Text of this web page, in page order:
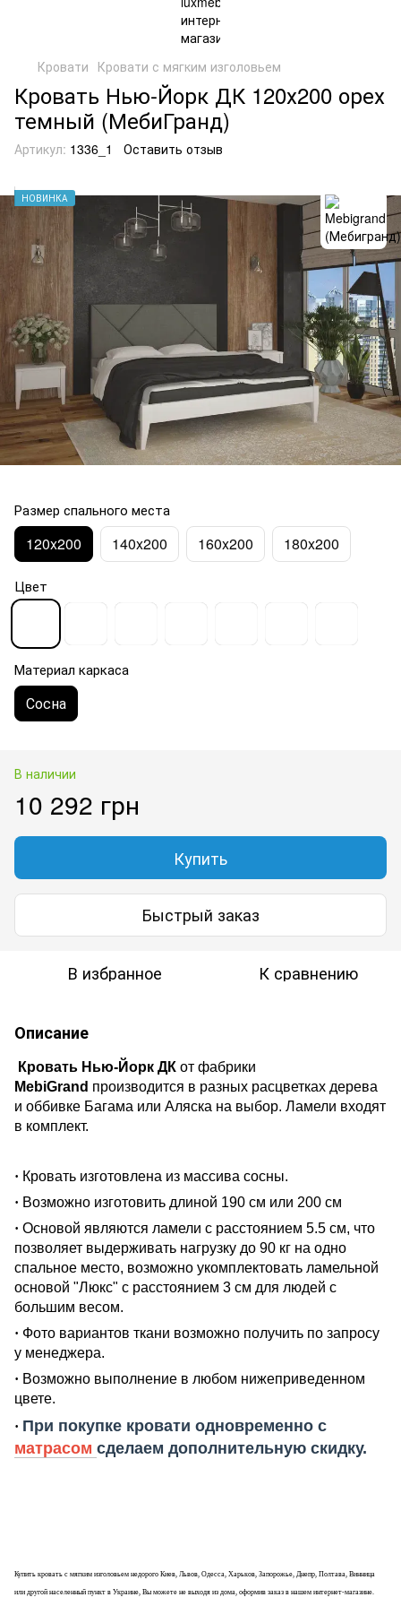
Кровати Кровати с мягким изголовьем
Кровать Нью-Йорк ДК 120х200 орех
темный (МебиГранд)
Артикул: 1336_1 Оставить отзыв
НОВИНКА
Размер спального места
120x200 140x200 160x200 180x200
Цвет
Материал каркаса
Сосна
В наличии
10 292 грн
Купить
Быстрый заказ
В избранное К сравнению
Описание
Кровать Нью-Йорк ДК от фабрики
MebiGrand производится в разных расцветках дерева
и оббивке Багама или Аляска на выбор. Ламели входят
в комплект.
· Кровать изготовлена из массива сосны.
· Возможно изготовить длиной 190 см или 200 см
· Основой являются ламели с расстоянием 5.5 см, что
позволяет выдерживать нагрузку до 90 кг на одно
спальное место, возможно укомплектовать ламельной
основой "Люкс" с расстоянием 3 см для людей с
большим весом.
· Фото вариантов ткани возможно получить по запросу
у менеджера.
· Возможно выполнение в любом нижеприведенном
цвете.
· При покупке кровати одновременно с
матрасом сделаем дополнительную скидку.
Купить кровать с мягким изголовьем недорого Киев, Львов, Одесса, Харьков, Запорожье, Днепр, Полтава, Винница
или другой населенный пункт в Украине, Вы можете не выходя из дома, оформив заказ в нашем интернет-магазине.